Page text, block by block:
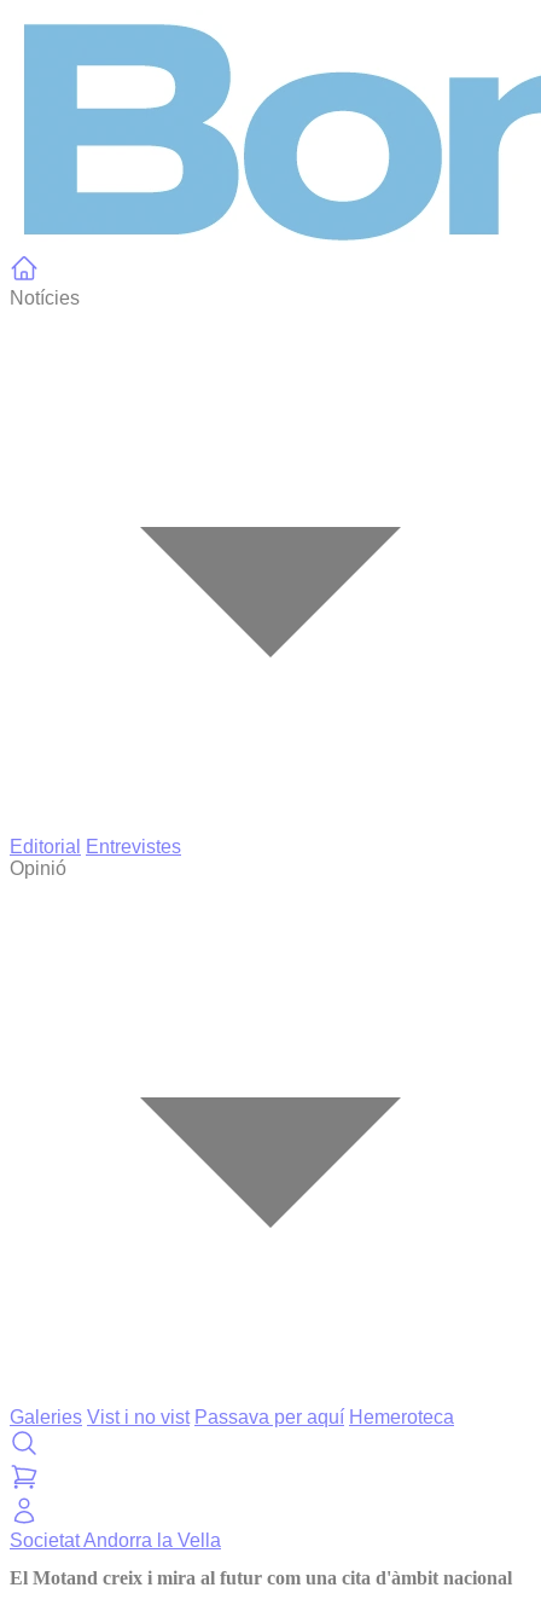
Notícies
Editorial
Entrevistes
Opinió
Galeries Vist i no vist Passava per aquí Hemeroteca
SocietatAndorra la Vella
El Motand creix i mira al futur com una cita d'àmbit nacional